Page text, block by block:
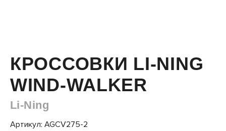
КРОССОВКИ LI-NING
WIND-WALKER
Li-Ning
Артикул: AGCV275-2